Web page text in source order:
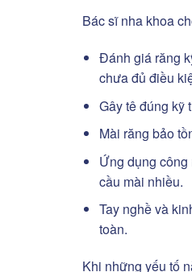
Bác sĩ nha khoa
Đánh giá răng
chưa đủ điều
Gây tê đúng kỹ
Mài răng bảo
Ứng dụng
cầu mài nhiều.
Tay nghề và
toàn.
Khi những yếu tố